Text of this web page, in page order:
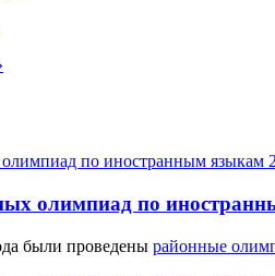
олимпиад по
были проведены районные